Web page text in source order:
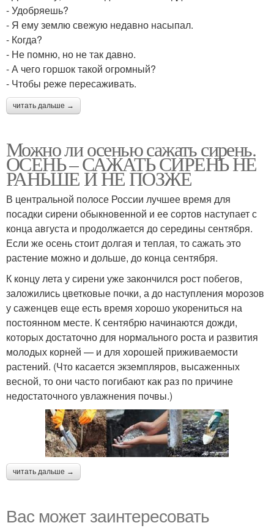
- Удобряешь?
- Я ему землю свежую недавно насыпал.
- Когда?
- Не помню, но не так давно.
- А чего горшок такой огромный?
- Чтобы реже пересаживать.
читать дальше →
Можно ли осенью сажать сирень.
ОСЕНЬ – САЖАТЬ СИРЕНЬ НЕ
РАНЬШЕ И НЕ ПОЗЖЕ
В центральной полосе России лучшее время для
посадки сирени обыкновенной и ее сортов наступает с
конца августа и продолжается до середины сентября.
Если же осень стоит долгая и теплая, то сажать это
растение можно и дольше, до конца сентября.
К концу лета у сирени уже закончился рост побегов,
заложились цветковые почки, а до наступления морозов
у саженцев еще есть время хорошо укорениться на
постоянном месте. К сентябрю начинаются дожди,
которых достаточно для нормального роста и развития
молодых корней — и для хорошей приживаемости
растений. (Что касается экземпляров, высаженных
весной, то они часто погибают как раз по причине
недостаточного увлажнения почвы.)
читать дальше →
Вас может заинтересовать